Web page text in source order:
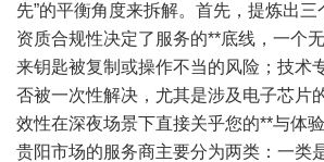
先”的平衡角度来拆解。首先，提炼出三
资质合规性决定了服务的**底线，一个
来钥匙被复制或操作不当的风险；技术
否被一次性解决，尤其是涉及电子芯片
效性在深夜场景下直接关乎您的**与体
贵阳市场的服务商主要分为两类：一类